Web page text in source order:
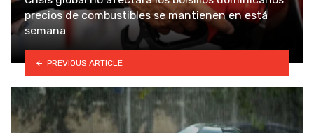
precios de combustibles se mantienen en está
semana
PREVIOUS ARTICLE